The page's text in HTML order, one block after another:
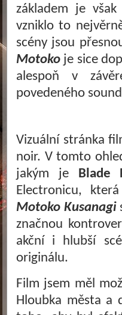
základem je
vzniklo to
scény jsou
Motoko je sice
alespoň v
povedeného
Vizuální stránka
noir. V tomto
jakým je Blade
Electronicu,
Motoko Kusanagi
značnou
akční i hlubší
originálu.
Film jsem měl
Hloubka města a